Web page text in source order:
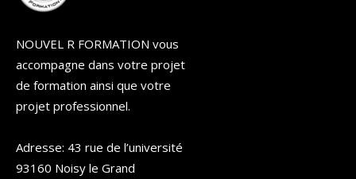
NOUVEL R FORMATION vous
accompagne dans votre projet
de formation ainsi que votre
projet professionnel.
Adresse: 43 rue de l’université
93160 Noisy le Grand